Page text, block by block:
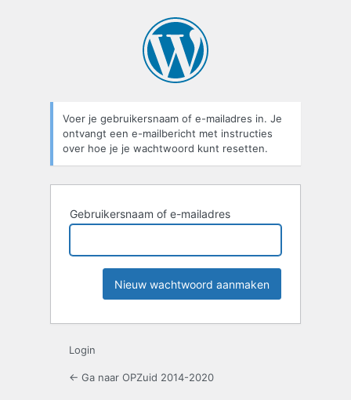
Voer je gebruikersnaam of e-mailadres in. Je
ontvangt een e-mailbericht met instructies
over hoe je je wachtwoord kunt resetten.
Gebruikersnaam of e-mailadres
Login
← Ga naar OPZuid 2014-2020